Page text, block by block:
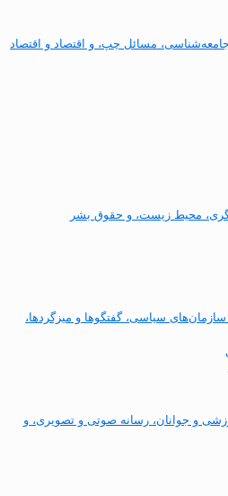
مسائل چپ، و اقتصاد و اقتصاد
سیاسی، گفتگوها و میزگردها،
و جوانان، رسانه صوتی و تصویری، و